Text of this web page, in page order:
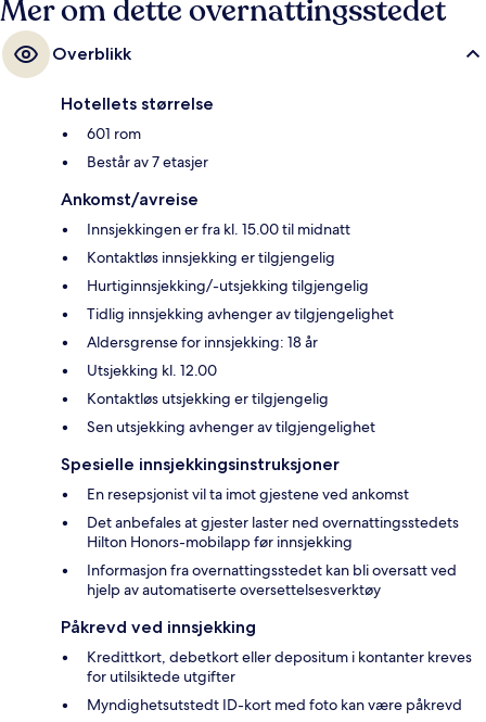
Mer om dette overnattingsstedet
Overblikk
Hotellets størrelse
601 rom
Består av 7 etasjer
Ankomst/avreise
Innsjekkingen er fra kl. 15.00 til midnatt
Kontaktløs innsjekking er tilgjengelig
Hurtiginnsjekking/-utsjekking tilgjengelig
Tidlig innsjekking avhenger av tilgjengelighet
Aldersgrense for innsjekking: 18 år
Utsjekking kl. 12.00
Kontaktløs utsjekking er tilgjengelig
Sen utsjekking avhenger av tilgjengelighet
Spesielle innsjekkingsinstruksjoner
En resepsjonist vil ta imot gjestene ved ankomst
Det anbefales at gjester laster ned overnattingsstedets
Hilton Honors-mobilapp før innsjekking
Informasjon fra overnattingsstedet kan bli oversatt ved
hjelp av automatiserte oversettelsesverktøy
Påkrevd ved innsjekking
Kredittkort, debetkort eller depositum i kontanter kreves
for utilsiktede utgifter
Myndighetsutstedt ID-kort med foto kan være påkrevd